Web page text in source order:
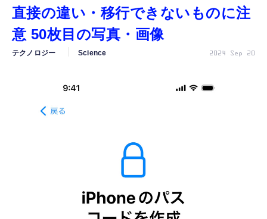
ガジェット
直接の違い・移行できないものに注
意 50枚目の写真・画像
テクノロジー Science 2024 Sep 20